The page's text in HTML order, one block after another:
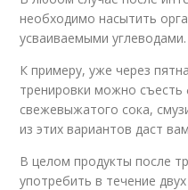
необходимо насытить
усваиваемыми углеводами.
К примеру, уже через
тренировки можно съесть
свежевыжатого сока,
из этих вариантов даст
В целом продукты после
употребить в течение